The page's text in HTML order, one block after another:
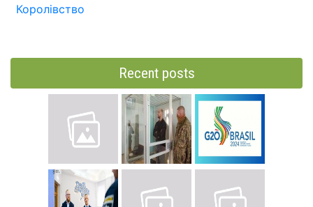
Королівство
Recent posts